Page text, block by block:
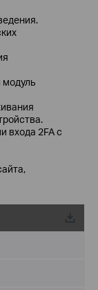
модуль
входа 2FA с